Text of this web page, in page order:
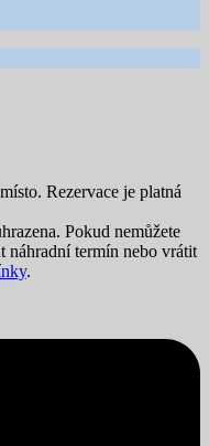
Rezervace je platná
Pokud nemůžete
náhradní termín nebo vrátit
.